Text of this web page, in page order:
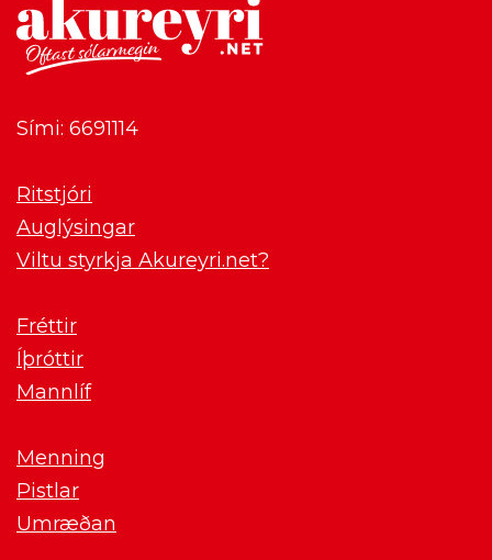
Sími: 6691114
Ritstjóri
Auglýsingar
Viltu styrkja Akureyri.net?
Fréttir
Íþróttir
Mannlíf
Menning
Pistlar
Umræðan